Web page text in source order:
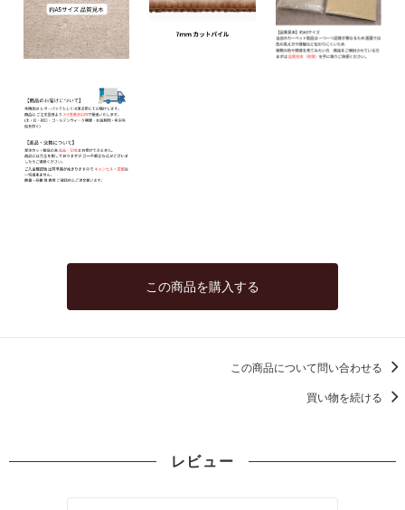
この商品を購入する
この商品について問い合わせる
買い物を続ける
レビュー